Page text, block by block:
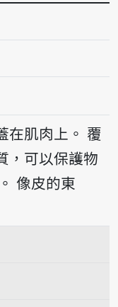
音讀phuê/phê
在肌肉上。 覆
，可以保護物
像皮的東